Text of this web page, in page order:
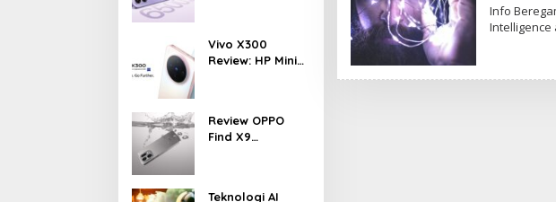
120 Hz &
Snapdragon 685
Vivo X300
Review: HP Mini
Kamera 200MP,
Ganas!!!
Review OPPO
Find X9
Teknologi AI
Info
Intelligence